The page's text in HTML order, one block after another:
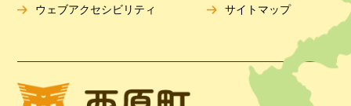
ウェブアクセシビリティ サイトマップ